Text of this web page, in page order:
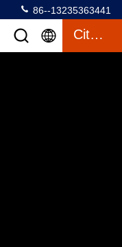
86--13235363441
Citações